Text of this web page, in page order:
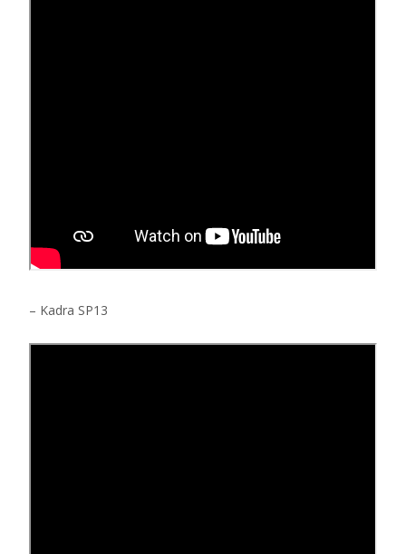
– Kadra SP13